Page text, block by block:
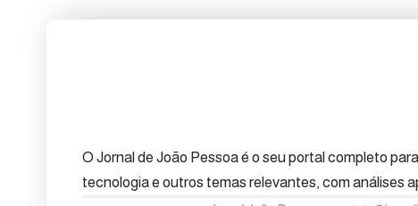
O Jornal de João Pessoa é o seu portal completo
tecnologia e outros temas relevantes, com análises